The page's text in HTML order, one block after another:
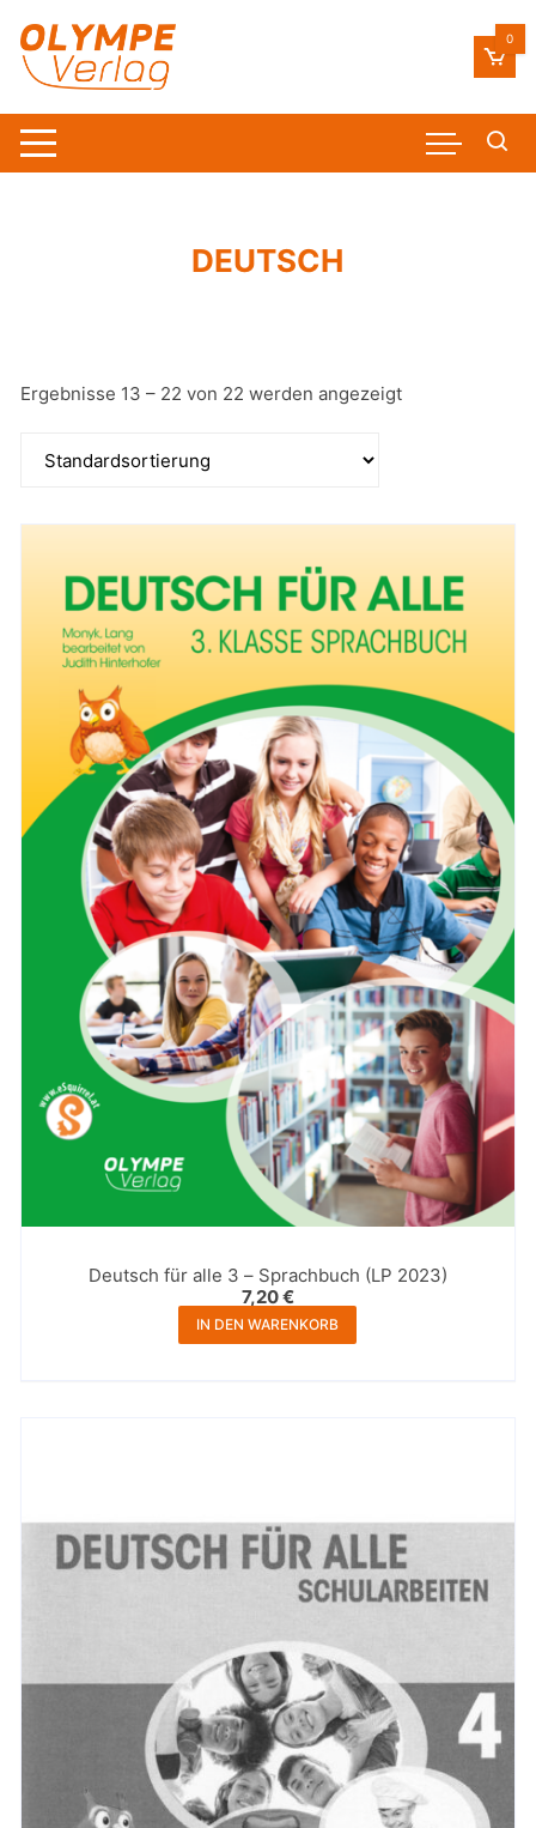
Inhalt
springen
0
DEUTSCH
Ergebnisse 13 – 22 von 22 werden angezeigt
Deutsch für alle 3 – Sprachbuch (LP 2023)
7,20€
IN DEN WARENKORB